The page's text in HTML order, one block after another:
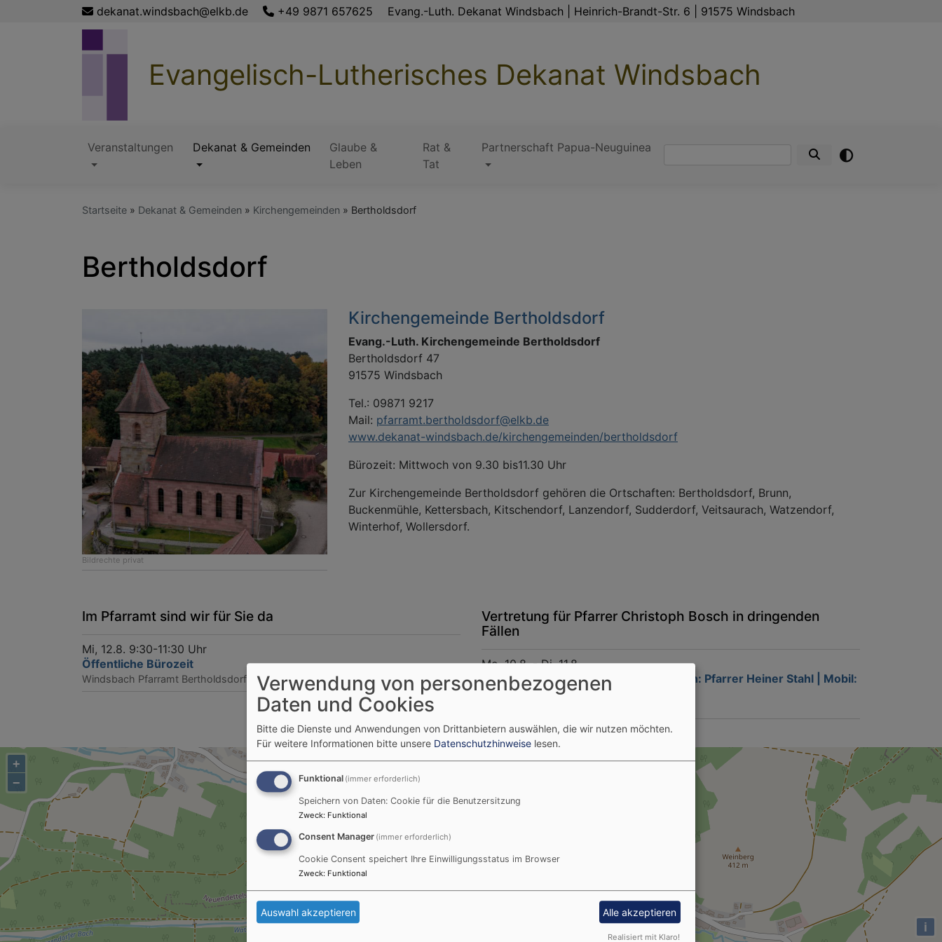
dekanat.windsbach@elkb.de +49 9871 657625 Evang.-Luth. Dekanat Windsbach | Heinrich-Brandt-Str. 6 | 91575 Windsbach
Evangelisch-Lutherisches Dekanat Windsbach
Hauptnavigation
Veranstaltungen Dekanat & Gemeinden
Glaube &
Leben
Rat &
Tat
Partnerschaft Papua-NeuguineaSuche
Startseite Dekanat & Gemeinden Kirchengemeinden Bertholdsdorf
Bertholdsdorf
Bildrechte privat
Kirchengemeinde Bertholdsdorf
Evang.-Luth. Kirchengemeinde Bertholdsdorf
Bertholdsdorf 47
91575 Windsbach
Tel.: 09871 9217
Mail: pfarramt.bertholdsdorf@elkb.de
www.dekanat-windsbach.de/kirchengemeinden/bertholdsdorf
Bürozeit: Mittwoch von 9.30 bis11.30 Uhr
Zur Kirchengemeinde Bertholdsdorf gehören die Ortschaften: Bertholdsdorf, Brunn,
Buckenmühle, Kettersbach, Kitschendorf, Lanzendorf, Sudderdorf, Veitsaurach, Watzendorf,
Winterhof, Wollersdorf.
Im Pfarramt sind wir für Sie da
Mi, 12.8. 9:30-11:30 Uhr
Öffentliche Bürozeit
Windsbach Pfarramt Bertholdsdorf
Vertretung für Pfarrer Christoph Bosch in dringenden
Fällen
Mo, 10.8. - Di, 11.8.
Vertretung für Pfarrer Christoph Bosch: Pfarrer Heiner Stahl | Mobil:
0157 76310461
+
−
i
Verwendung von personenbezogenen
Daten und Cookies
Bitte die Dienste und Anwendungen von Drittanbietern auswählen, die wir nutzen möchten.
Für weitere Informationen bitte unsere Datenschutzhinweise lesen.
Funktional (immer erforderlich)
Speichern von Daten: Cookie für die Benutzersitzung
Zweck: Funktional
Consent Manager (immer erforderlich)
Cookie Consent speichert Ihre Einwilligungsstatus im Browser
Zweck: Funktional
Auswahl akzeptieren Alle akzeptieren
Realisiert mit Klaro!